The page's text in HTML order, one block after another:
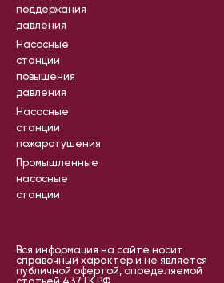
поддержания
давления
Насосные
станции
повышения
давления
Насосные
станции
пожаротушения
Промышленные
насосные
станции
Вся информация на сайте носит
справочный характер и не является
публичной офертой, определяемой